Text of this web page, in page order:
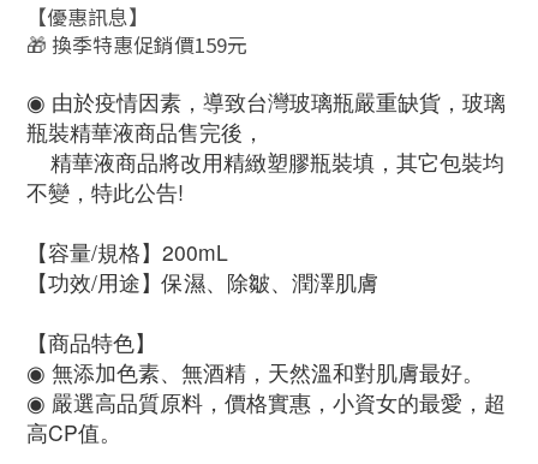
【優惠訊息】
🎁 換季特惠促銷價159元
◉ 由於疫情因素，導致台灣玻璃瓶嚴重缺貨，玻璃
瓶裝精華液商品售完後，
不變，特此公告!
【容量/規格】200mL
【功效/用途】保濕、除皺、潤澤肌膚
【商品特色】
◉ 無添加色素、無酒精，天然溫和對肌膚最好。
◉ 嚴選高品質原料，價格實惠，小資女的最愛，超
高CP值。